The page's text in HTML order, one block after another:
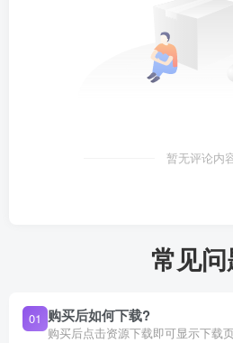
暂无评论内
常见
01 购买后如何下载?
购买后点击资源下载即可显示下载